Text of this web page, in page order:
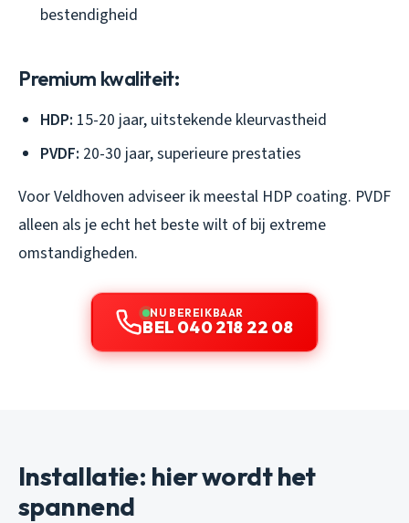
bestendigheid
Premium kwaliteit:
HDP: 15-20 jaar, uitstekende kleurvastheid
PVDF: 20-30 jaar, superieure prestaties
Voor Veldhoven adviseer ik meestal HDP coating. PVDF
alleen als je echt het beste wilt of bij extreme
omstandigheden.
NU BEREIKBAAR
BEL 040 218 22 08
Installatie: hier wordt het
spannend